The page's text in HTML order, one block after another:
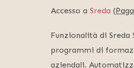
Accesso a Sreda (
Funzionalità di
programmi di
aziendali.